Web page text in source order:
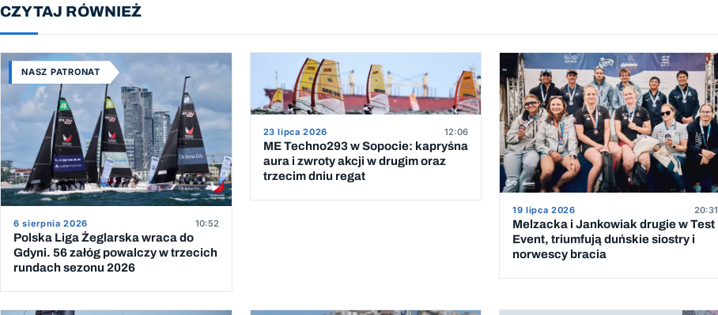
CZYTAJ RÓWNIEŻ
NASZ PATRONAT
6 sierpnia 2026 10:52
Polska Liga Żeglarska wraca do
Gdyni. 56 załóg powalczy w trzecich
rundach sezonu 2026
23 lipca 2026 12:06
ME Techno293 w Sopocie: kapryśna
aura i zwroty akcji w drugim oraz
trzecim dniu regat
19 lipca 2026 20:31
Melzacka i Jankowiak drugie w Test
Event, triumfują duńskie siostry i
norwescy bracia